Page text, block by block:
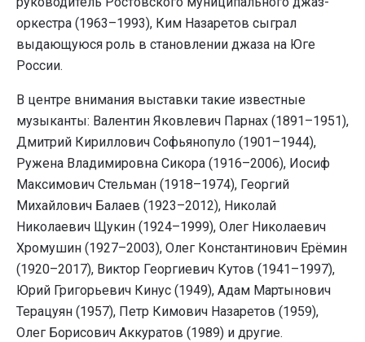
оркестра (1963–1993), Ким Назаретов сыграл
выдающуюся роль в становлении джаза на Юге
России.
В центре внимания выставки такие известные
музыканты: Валентин Яковлевич Парнах (1891–1951),
Дмитрий Кириллович Софьянопуло (1901–1944),
Ружена Владимировна Сикора (1916–2006), Иосиф
Максимович Стельман (1918–1974), Георгий
Михайлович Балаев (1923–2012), Николай
Николаевич Щукин (1924–1999), Олег Николаевич
Хромушин (1927–2003), Олег Константинович Ерёмин
(1920–2017), Виктор Георгиевич Кутов (1941–1997),
Юрий Григорьевич Кинус (1949), Адам Мартынович
Терацуян (1957), Петр Кимович Назаретов (1959),
Олег Борисович Аккуратов (1989) и другие.